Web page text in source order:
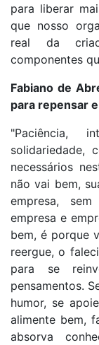
para liberar
que nosso
real da
componentes
Fabiano de
para repensar
"Paciência,
solidariedade,
necessários
não vai bem,
empresa,
empresa e
bem, é porque
reergue, o
para se
pensamentos.
humor, se
alimente bem,
absorva